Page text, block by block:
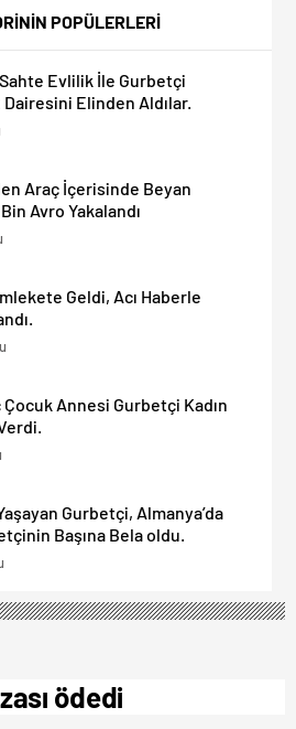
POPÜLERLERİ
Sahte Evlilik İle Gurbetçi
Dairesini Elinden Aldılar.
Araç İçerisinde Beyan
Avro Yakalandı
Geldi, Acı Haberle
Çocuk Annesi Gurbetçi Kadın
Gurbetçi, Almanya’da
Başına Bela oldu.
Dışına Çıkamıyor!
ödedi